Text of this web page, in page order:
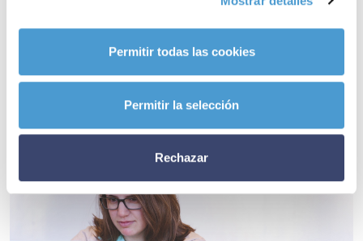
Permitir todas las cookies
Permitir la selección
Rechazar
relacionadas